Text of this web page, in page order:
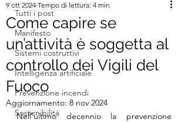
Tutti i post
Manifesto
Sistemi costruttivi
Intelligenza artificiale
Prevenzione incendi
Sostenibilità
Come capire se
un’attività è soggetta al
controllo dei Vigili del
Fuoco
9 ott 2024 Tempo di lettura: 4 min
Aggiornamento: 8 nov 2024
Nell’ultimo decennio la prevenzione